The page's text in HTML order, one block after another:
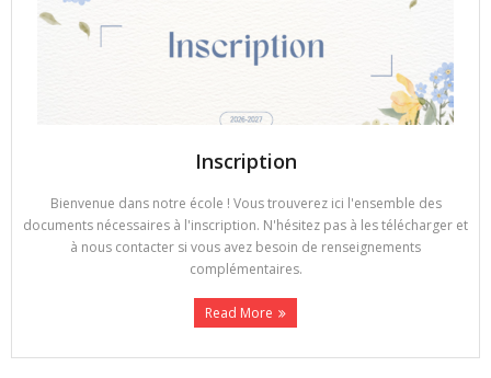
Inscription
Bienvenue dans notre école ! Vous trouverez ici l'ensemble des
documents nécessaires à l'inscription. N'hésitez pas à les télécharger et
à nous contacter si vous avez besoin de renseignements
complémentaires.
Read More